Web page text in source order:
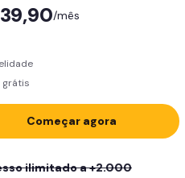
/mês
grátis
Começar agora
ilimitado a +2.000